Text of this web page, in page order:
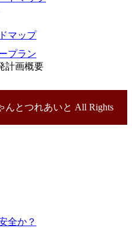
マップ
プラン
計画概要
んとつれあいと All Rights
全か？